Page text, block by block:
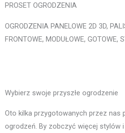
PROSET OGRODZENIA
OGRODZENIA PANELOWE 2D 3D,
FRONTOWE, MODUŁOWE, GOTOWE,
Wybierz swoje przyszłe ogrodzenie
Oto kilka przygotowanych przez nas
ogrodzeń. By zobczyć więcej stylów